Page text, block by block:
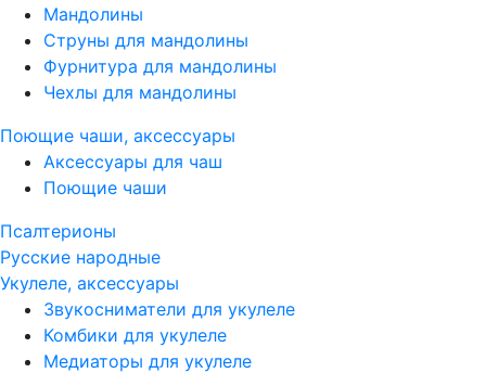
Мандолины
Струны для мандолины
Фурнитура для мандолины
Чехлы для мандолины
Поющие чаши, аксессуары
Аксессуары для чаш
Поющие чаши
Псалтерионы
Русские народные
Укулеле, аксессуары
Звукосниматели для укулеле
Комбики для укулеле
Медиаторы для укулеле